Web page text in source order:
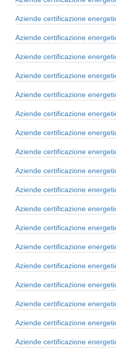
Aziende certificazione
Aziende certificazione
Aziende certificazione
Aziende certificazione
Aziende certificazione
Aziende certificazione
Aziende certificazione
Aziende certificazione
Aziende certificazione
Aziende certificazione
Aziende certificazione
Aziende certificazione
Aziende certificazione
Aziende certificazione
Aziende certificazione
Aziende certificazione
Aziende certificazione
Aziende certificazione